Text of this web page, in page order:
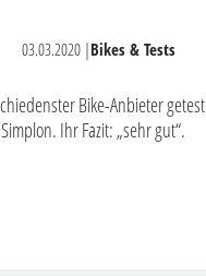
03.03.2020|Bikes & Tests
Bike-Anbieter
Simplon. Ihr Fazit: „sehr gut“.